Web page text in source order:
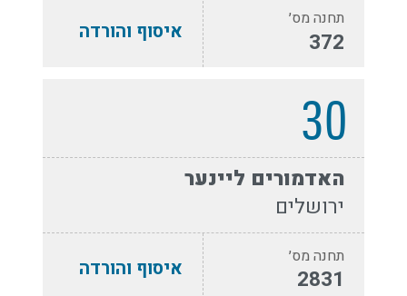
תחנה מס׳
372 איסוף והורדה
30
האדמורים ליינער
ירושלים
תחנה מס׳
2831 איסוף והורדה